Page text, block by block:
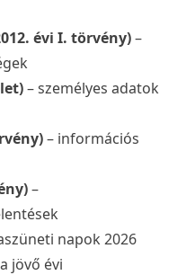
évi I. törvény)–
– személyes adatok
– információs
–
napok 2026
jövő évi